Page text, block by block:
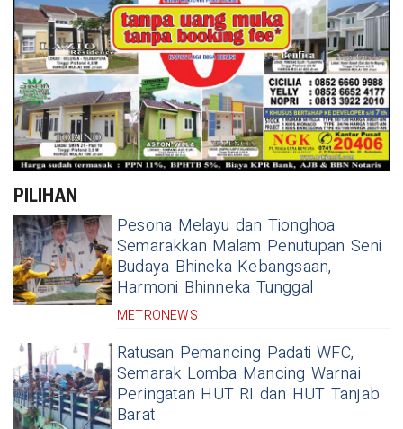
PILIHAN
Pesona Melayu dan Tionghoa
Semarakkan Malam Penutupan Seni
Budaya Bhineka Kebangsaan,
Harmoni Bhinneka Tunggal
METRONEWS
Ratusan Pemancing Padati WFC,
Semarak Lomba Mancing Warnai
Peringatan HUT RI dan HUT Tanjab
Barat